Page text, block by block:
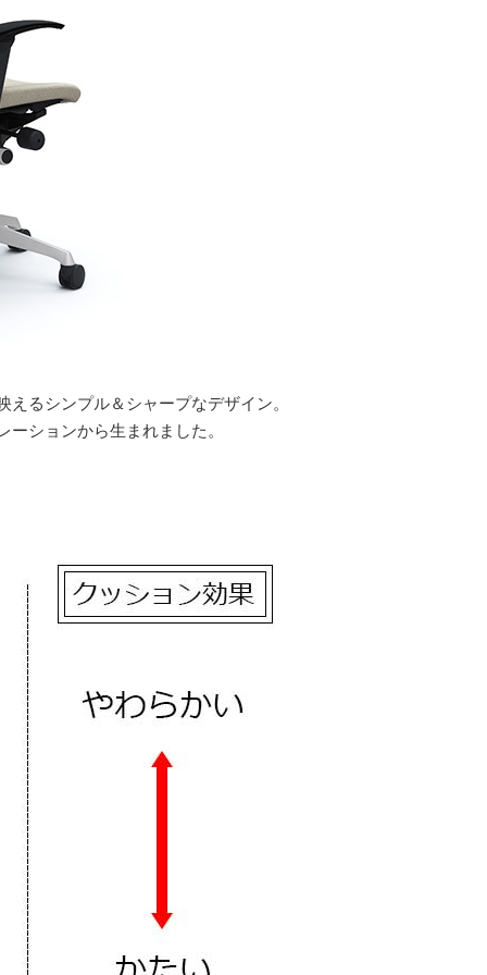
るシンプル＆シャープなデザイン。
ションから生まれました。